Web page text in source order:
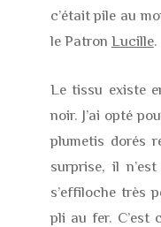
c’était pile au
le Patron Lucille.
Le tissu existe
noir. J’ai opté
plumetis dorés
surprise, il
s’effiloche très
pli au fer. C’est